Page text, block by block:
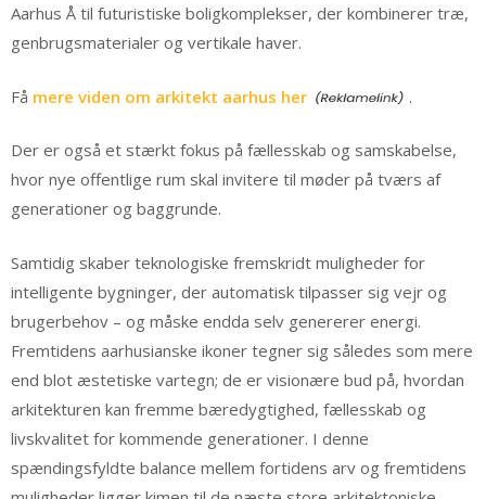
Aarhus Å til futuristiske boligkomplekser, der kombinerer træ,
genbrugsmaterialer og vertikale haver.
Få mere viden om arkitekt aarhus her .
Der er også et stærkt fokus på fællesskab og samskabelse,
hvor nye offentlige rum skal invitere til møder på tværs af
generationer og baggrunde.
Samtidig skaber teknologiske fremskridt muligheder for
intelligente bygninger, der automatisk tilpasser sig vejr og
brugerbehov – og måske endda selv genererer energi.
Fremtidens aarhusianske ikoner tegner sig således som mere
end blot æstetiske vartegn; de er visionære bud på, hvordan
arkitekturen kan fremme bæredygtighed, fællesskab og
livskvalitet for kommende generationer. I denne
spændingsfyldte balance mellem fortidens arv og fremtidens